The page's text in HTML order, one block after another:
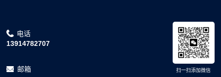
电话
13914782707
邮箱
扫一扫添加微信